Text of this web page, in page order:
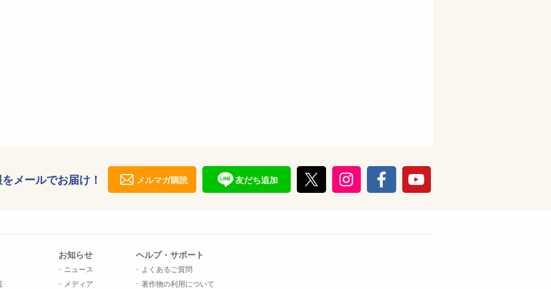
メールでお届け！ メルマガ購読 友だち追加
お知らせ
ニュース
メディア
ヘルプ・サポート
よくあるご質問
著作物の利用について